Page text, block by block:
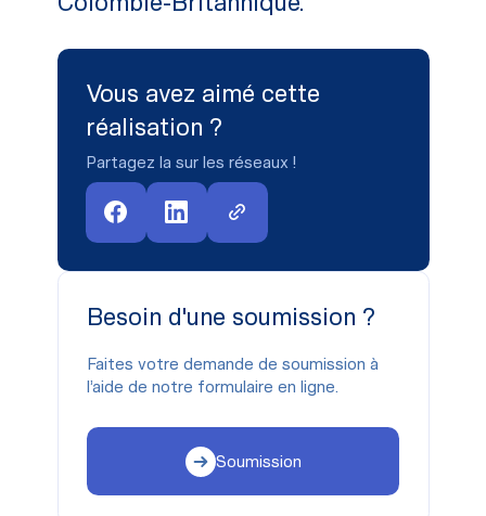
Vous avez aimé cette
réalisation ?
Partagez la sur les réseaux !
Besoin d'une soumission ?
Faites votre demande de soumission à
l’aide de notre formulaire en ligne.
Soumission